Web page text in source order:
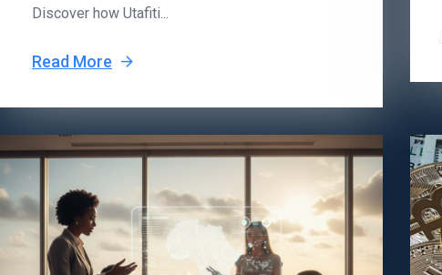
Discover how Utafiti...
Read More